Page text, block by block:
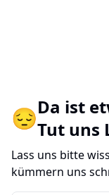
😔Da ist
Tut uns
Lass uns bitte
kümmern uns